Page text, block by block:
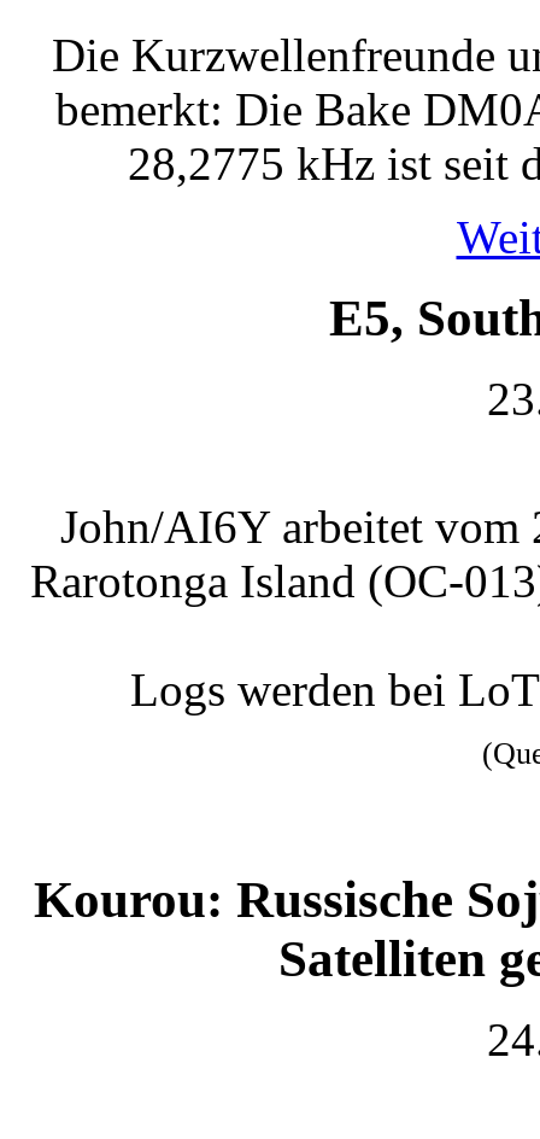
Die Kurzwellenfreunde
bemerkt: Die Bake
28,2775 kHz ist seit
E5,
John/AI6Y arbeitet
Rarotonga Island (OC-
Logs werden bei
Kourou: Russische
Satelliten